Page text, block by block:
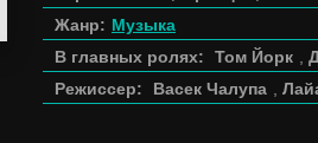
Жанр: Музыка
В главных ролях:
Том Йорк
Режиссер:
Васек Чалупа